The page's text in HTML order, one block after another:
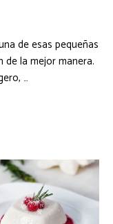
de esas pequeñas
de la mejor manera.
…